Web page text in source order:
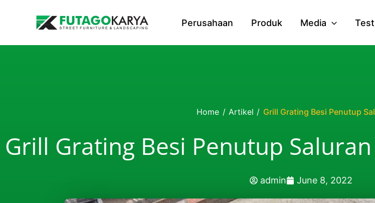
Perusahaan Produk Media
Home / Artikel / Grill Grating Besi Penutup
Grill Grating Besi Penutup
admin June 8, 2022